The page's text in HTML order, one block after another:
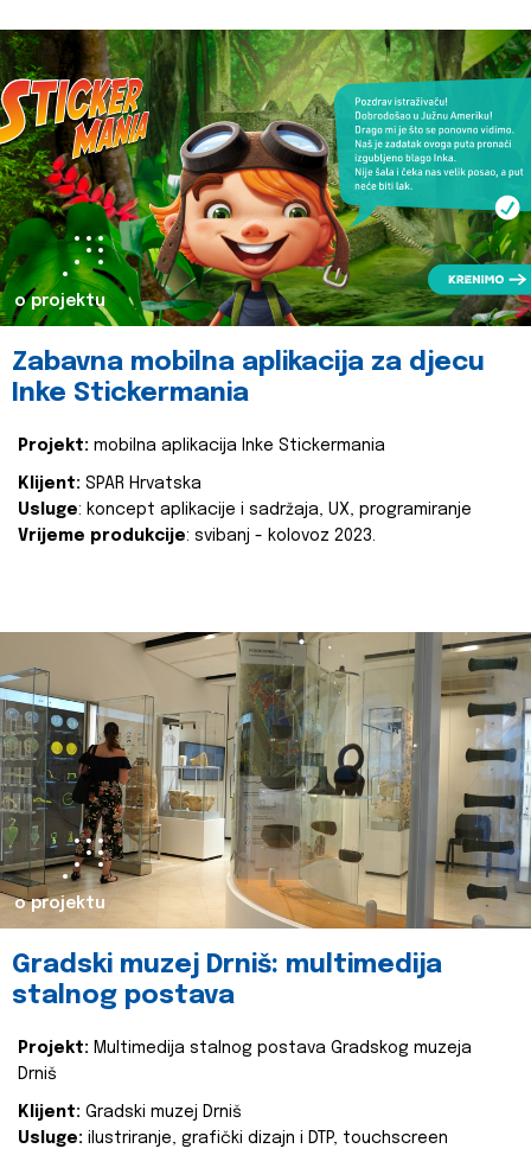
o projektu
Zabavna mobilna aplikacija za djecu
Inke Stickermania
Projekt: mobilna aplikacija Inke Stickermania
Klijent: SPAR Hrvatska
Usluge: koncept aplikacije i sadržaja, UX, programiranje
Vrijeme produkcije: svibanj - kolovoz 2023.
o projektu
Gradski muzej Drniš: multimedija
stalnog postava
Projekt: Multimedija stalnog postava Gradskog muzeja
Drniš
Klijent: Gradski muzej Drniš
Usluge: ilustriranje, grafički dizajn i DTP, touchscreen